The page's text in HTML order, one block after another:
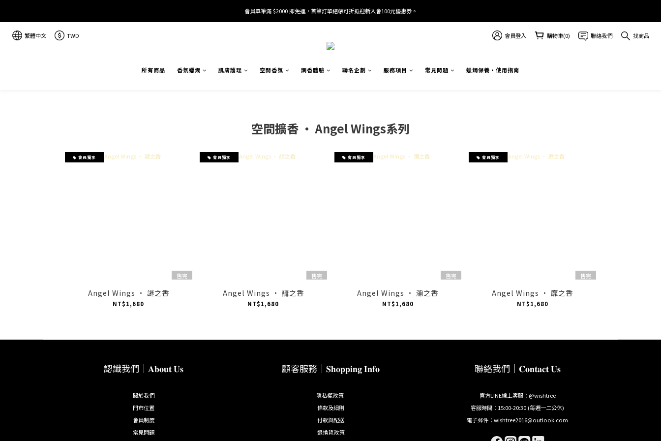
加入/驗證會員並綁定電話號碼，即可獲得百元購物金2張。
會員單筆滿 $2000 即免運，首筆訂單結帳可折抵迎新入會100元優惠劵。
繁體中文 TWD 會員登入 購物車(0) 聯絡我們 找商品
所有商品 香氛蠟燭 肌膚護理 空間香氛 調香體驗 聯名企劃 服務項目 常見問題 蠟燭保養・使用指南
空間擴香 · Angel Wings系列
會員獨享
售完
Angel Wings · 謎之香
NT$1,680
會員獨享
售完
Angel Wings · 釄之香
NT$1,680
會員獨享
售完
Angel Wings · 瀰之香
NT$1,680
會員獨享
售完
Angel Wings · 靡之香
NT$1,680
認識我們｜𝐀𝐛𝐨𝐮𝐭 𝐔𝐬
關於我們
門市位置
會員制度
常見問題
顧客服務｜𝐒𝐡𝐨𝐩𝐩𝐢𝐧𝐠 𝐈𝐧𝐟𝐨
隱私權政策
條款及細則
付款與配送
退換貨政策
聯絡我們｜𝐂𝐨𝐧𝐭𝐚𝐜𝐭 𝐔𝐬
官方LINE線上客服：@wishtree
客服時間：15:00-20:30 (每週一二公休)
電子郵件：wishtree2016@outlook.com